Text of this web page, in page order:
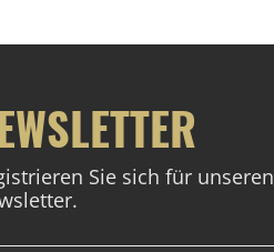
Sie sich für unseren